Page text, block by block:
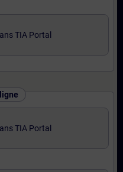
TIA Portal
TIA Portal